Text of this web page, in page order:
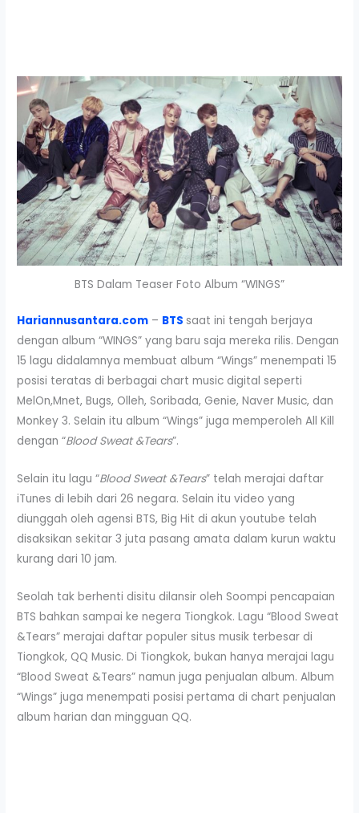
BTS Dalam Teaser Foto Album “WINGS”
Hariannusantara.com – BTS saat ini tengah berjaya
dengan album “WINGS” yang baru saja mereka rilis. Dengan
15 lagu didalamnya membuat album “Wings” menempati 15
posisi teratas di berbagai chart music digital seperti
MelOn,Mnet, Bugs, Olleh, Soribada, Genie, Naver Music, dan
Monkey 3. Selain itu album “Wings” juga memperoleh All Kill
dengan “Blood Sweat &Tears”.
Selain itu lagu “Blood Sweat &Tears” telah merajai daftar
iTunes di lebih dari 26 negara. Selain itu video yang
diunggah oleh agensi BTS, Big Hit di akun youtube telah
disaksikan sekitar 3 juta pasang amata dalam kurun waktu
kurang dari 10 jam.
Seolah tak berhenti disitu dilansir oleh Soompi pencapaian
BTS bahkan sampai ke negera Tiongkok. Lagu “Blood Sweat
&Tears” merajai daftar populer situs musik terbesar di
Tiongkok, QQ Music. Di Tiongkok, bukan hanya merajai lagu
“Blood Sweat &Tears” namun juga penjualan album. Album
“Wings” juga menempati posisi pertama di chart penjualan
album harian dan mingguan QQ.